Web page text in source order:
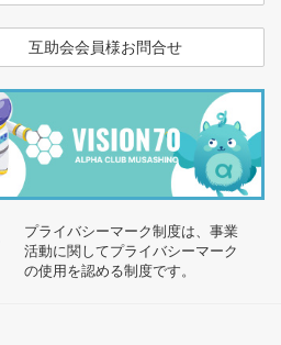
互助会会員様お問合せ
プライバシーマーク制度は、事業
活動に関してプライバシーマーク
の使用を認める制度です。